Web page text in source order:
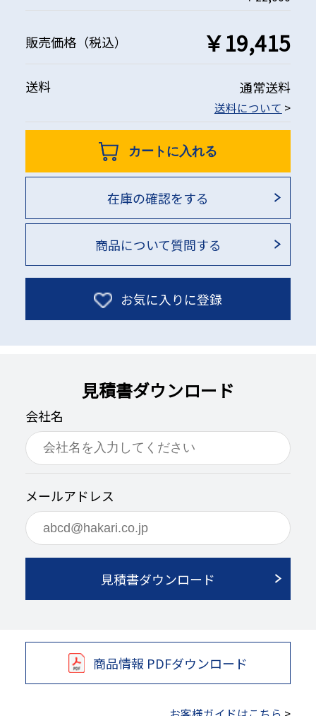
販売価格（税込） ￥19,415
送料 通常送料
送料について >
カートに入れる
在庫の確認をする
商品について質問する
お気に入りに登録
見積書ダウンロード
会社名
メールアドレス
見積書ダウンロード
商品情報 PDFダウンロード